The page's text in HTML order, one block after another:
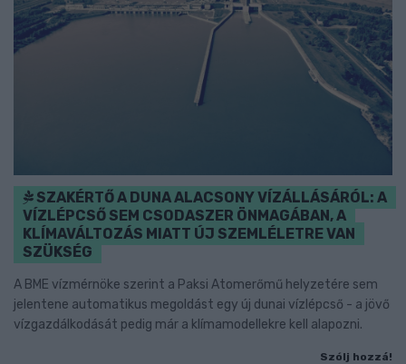
SZAKÉRTŐ A DUNA ALACSONY VÍZÁLLÁSÁRÓL: A
VÍZLÉPCSŐ SEM CSODASZER ÖNMAGÁBAN, A
KLÍMAVÁLTOZÁS MIATT ÚJ SZEMLÉLETRE VAN
SZÜKSÉG
A BME vízmérnöke szerint a Paksi Atomerőmű helyzetére sem
jelentene automatikus megoldást egy új dunai vízlépcső - a jövő
vízgazdálkodását pedig már a klímamodellekre kell alapozni.
Szólj hozzá!